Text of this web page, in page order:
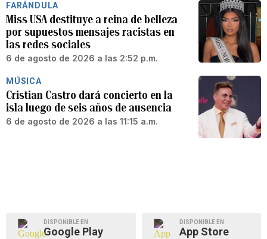
FARÁNDULA
Miss USA destituye a reina de belleza
por supuestos mensajes racistas en
las redes sociales
6 de agosto de 2026 a las 2:52 p.m.
MÚSICA
Cristian Castro dará concierto en la
isla luego de seis años de ausencia
6 de agosto de 2026 a las 11:15 a.m.
DISPONIBLE EN
Google Play
DISPONIBLE EN
App Store